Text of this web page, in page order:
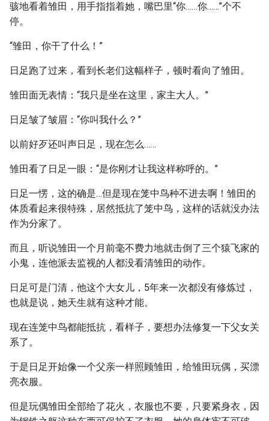
骇地看着雏田，用手指指着她，嘴巴里“你……你……”个不
停。
“雏田，你干了什么！”
日足跑了过来，看到长老们这幅样子，顿时看向了雏田。
雏田面无表情：“我只是坐在这里，家主大人。”
日足皱了皱眉：“你叫我什么？”
以前好歹还叫声日足，现在怎么……
雏田看了日足一眼：“是你刚才让我这样称呼的。”
日足一愣，这的确是…但是现在笼中鸟种不进去啊！雏田的
体质看起来很特殊，居然抵抗了笼中鸟，这样的话就没办法
作为分家了。
而且，听说雏田一个月前毫不费力地就击倒了三个猿飞家的
小鬼，连他派去监视的人都没看清雏田的动作。
日足可是门清，他这个大女儿，5年来一次都没有修炼过，
也就是说，她天生就有这种才能。
现在连笼中鸟都能抵抗，看样子，要想办法修复一下父女关
系了。
于是日足开始像一个父亲一样照顾雏田，给雏田玩偶，买漂
亮衣服。
但是玩偶雏田全部给了花火，衣服也不要，只要紧身衣，因